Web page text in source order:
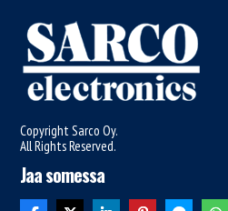
Copyright Sarco Oy.
All Rights Reserved.
Jaa somessa